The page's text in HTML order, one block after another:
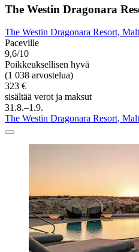
The Westin Dragonara
The Westin Dragonara Resort,
Paceville
9,6/10
Poikkeuksellisen hyvä
(1 038 arvostelua)
323 €
sisältää verot ja maksut
31.8.–1.9.
The Westin Dragonara Resort,